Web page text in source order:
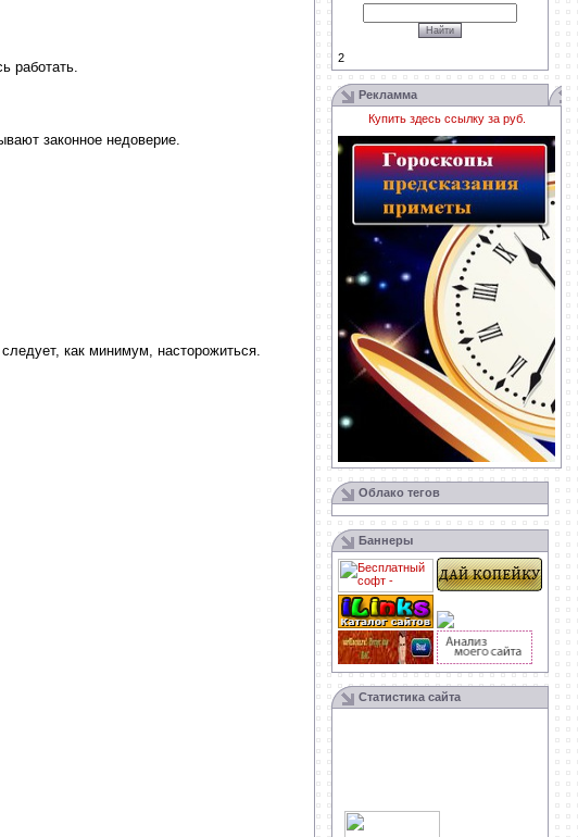
работать.
законное недоверие.
как минимум, насторожиться.
2
Рекламма
Купить здесь ссылку за руб.
Облако тегов
Баннеры
Статистика сайта